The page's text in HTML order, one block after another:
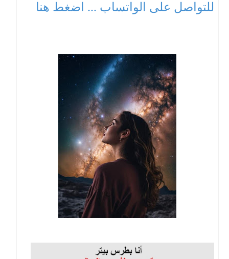
للتواصل على الواتساب ... اضغط هنا